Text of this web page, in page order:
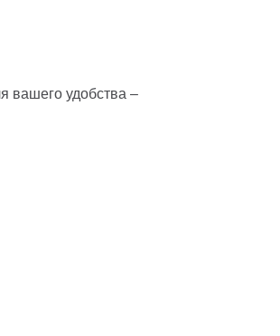
вашего удобства –